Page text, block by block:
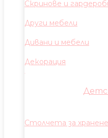
Скринове и
Други мебели
Дивани и мебели
Декорация
Столчета за хранене